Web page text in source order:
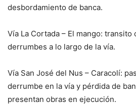
desbordamiento de banca.
Vía La Cortada – El mango:
derrumbes a lo largo de la vía.
Vía San José del Nus – Caracolí:
derrumbe en la vía y pérdida de
presentan obras en ejecución.